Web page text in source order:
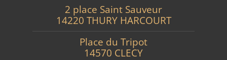
2 place Saint Sauveur
14220 THURY HARCOURT
Place du Tripot
14570 CLECY